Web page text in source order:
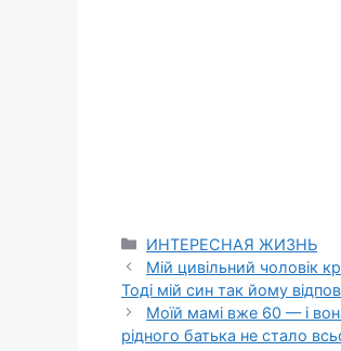
Categories
ИНТЕРЕСНАЯ ЖИЗНЬ
Мій цивільний чоловік
Тоді мій син так йому
Моїй мамі вже 60 — і
рідного батька не стало